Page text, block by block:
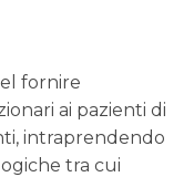
fornire
ai pazienti di
intraprendendo
tra cui